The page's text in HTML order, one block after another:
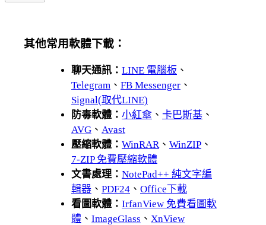
其他常用軟體下載：
聊天通訊： LINE 電腦板 、
Telegram 、 FB Messenger 、
Signal(取代LINE)
防毒軟體： 小紅傘 、 卡巴斯基 、
AVG 、 Avast
壓縮軟體： WinRAR、 WinZIP 、
7-ZIP 免費壓縮軟體
文書處理： NotePad++ 純文字編
輯器 、 PDF24 、 Office下載
看圖軟體： IrfanView 免費看圖軟
體 、 ImageGlass 、 XnView